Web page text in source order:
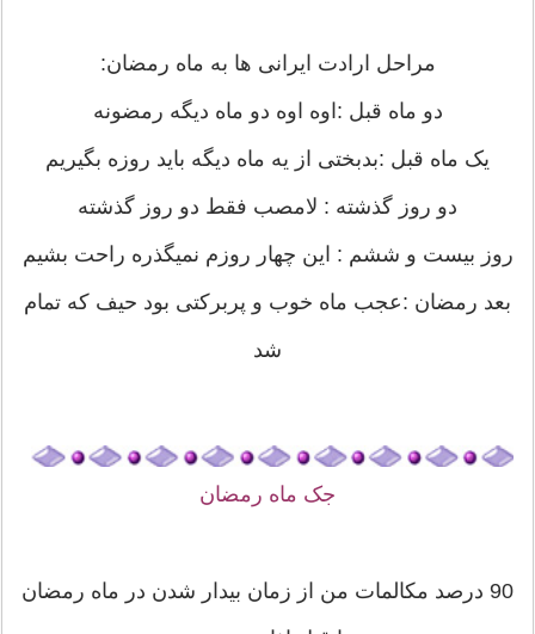
مراحل ارادت ایرانی ها به ماه رمضان:
دو ماه قبل :اوه اوه دو ماه دیگه رمضونه
یک ماه قبل :بدبختی از یه ماه دیگه باید روزه بگیریم
دو روز گذشته : لامصب فقط دو روز گذشته
روز بیست و ششم : این چهار روزم نمیگذره راحت بشیم
بعد رمضان :عجب ماه خوب و پربرکتی بود حیف که تمام
شد
جک ماه رمضان
90 درصد مکالمات من از زمان بیدار شدن در ماه رمضان